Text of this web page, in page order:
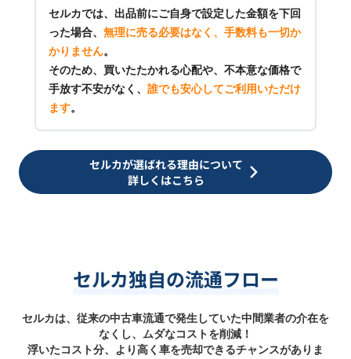
セルカでは、出品前にご自身で設定した金額を下回
った場合、 無理に売る必要はなく、手数料も一切か
かりません。
そのため、買いたたかれる心配や、不本意な価格で
手放す不安がなく、 誰でも安心してご利用いただけ
ます。
セルカが選ばれる理由について
詳しくはこちら
セルカ独自の流通フロー
セルカは、従来の中古車流通で発生していた中間業者の介在を
なくし、ムダなコストを削減！
浮いたコスト分、より高く車を売却できるチャンスがありま